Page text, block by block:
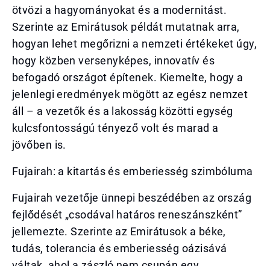
ötvözi a hagyományokat és a modernitást.
Szerinte az Emirátusok példát mutatnak arra,
hogyan lehet megőrizni a nemzeti értékeket úgy,
hogy közben versenyképes, innovatív és
befogadó országot építenek. Kiemelte, hogy a
jelenlegi eredmények mögött az egész nemzet
áll – a vezetők és a lakosság közötti egység
kulcsfontosságú tényező volt és marad a
jövőben is.
Fujairah: a kitartás és emberiesség szimbóluma
Fujairah vezetője ünnepi beszédében az ország
fejlődését „csodával határos reneszánszként”
jellemezte. Szerinte az Emirátusok a béke,
tudás, tolerancia és emberiesség oázisává